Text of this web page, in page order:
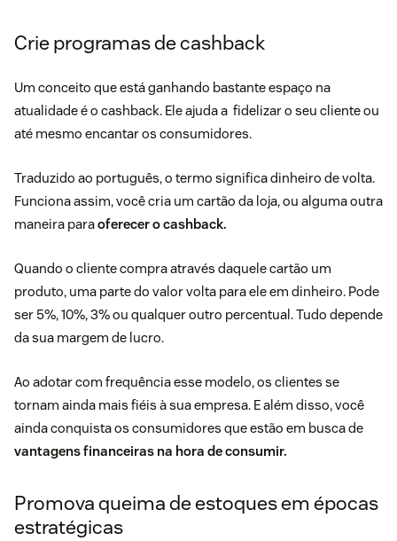
Crie programas de cashback
Um conceito que está ganhando bastante espaço na
atualidade é o cashback. Ele ajuda a fidelizar o seu cliente ou
até mesmo encantar os consumidores.
Traduzido ao português, o termo significa dinheiro de volta.
Funciona assim, você cria um cartão da loja, ou alguma outra
maneira paraoferecer o cashback.
Quando o cliente compra através daquele cartão um
produto, uma parte do valor volta para ele em dinheiro. Pode
ser 5%, 10%, 3% ou qualquer outro percentual. Tudo depende
da sua margem de lucro.
Ao adotar com frequência esse modelo, os clientes se
tornam ainda mais fiéis à sua empresa. E além disso, você
ainda conquista os consumidores que estão em busca de
vantagens financeiras na hora de consumir.
Promova queima de estoques em épocas
estratégicas